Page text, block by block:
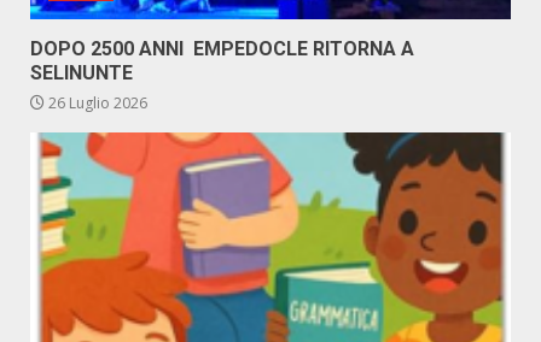
DOPO 2500 ANNI EMPEDOCLE RITORNA A
SELINUNTE
26 Luglio 2026